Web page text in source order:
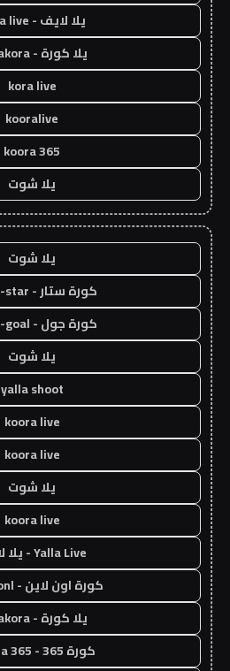
يلا لايف - yalla live
يلا كورة - yallakora
kora live
kooralive
koora 365
يلا شوت
يلا شوت
كورة ستار - koora-star
كورة جول - koora-goal
يلا شوت
yalla shoot
koora live
koora live
يلا شوت
koora live
Yalla Live - يلا لايف
كورة اون لاين - koora onl
يلا كورة - yallakora
كورة 365 - kooora 365